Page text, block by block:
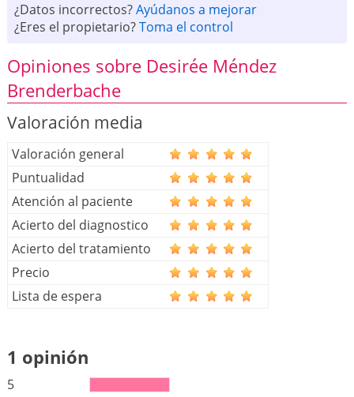
¿Datos incorrectos?Ayúdanos a mejorar
¿Eres el propietario?Toma el control
Opiniones sobre Desirée Méndez
Brenderbache
Valoración media
Valoración general
Puntualidad
Atención al paciente
Acierto del diagnostico
Acierto del tratamiento
Precio
Lista de espera
1 opinión
5